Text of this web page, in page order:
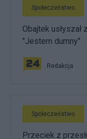
Społeczeństwo
Obajtek usłyszał
"Jestem dumny"
Redakcja
Społeczeństwo
Przeciek z